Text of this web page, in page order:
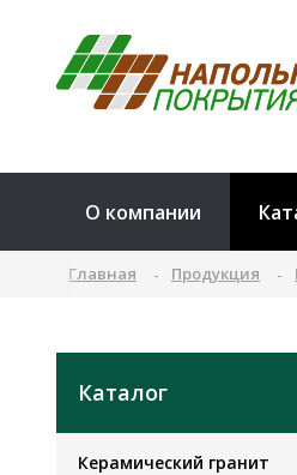
О компании
Главная Продукция
Каталог
Керамический гранит